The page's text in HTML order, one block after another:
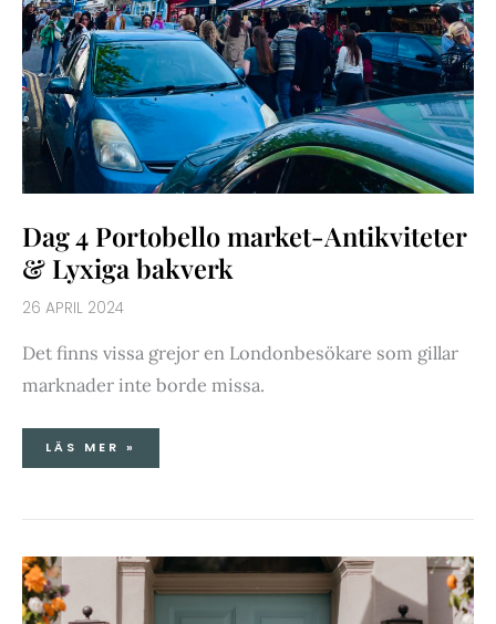
Dag 4 Portobello market-Antikviteter
& Lyxiga bakverk
26 APRIL 2024
Det finns vissa grejor en Londonbesökare som gillar
marknader inte borde missa.
LÄS MER »
SOM
EN
DRÖM-
MYSIGASTE
HOTELLET
EVER